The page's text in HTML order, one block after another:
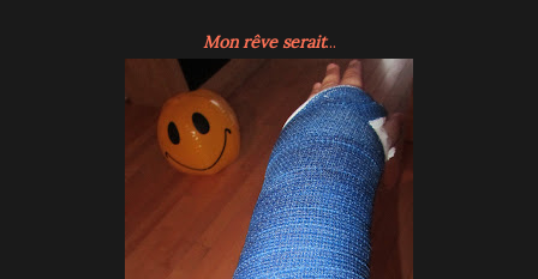
Mon rêve serait...